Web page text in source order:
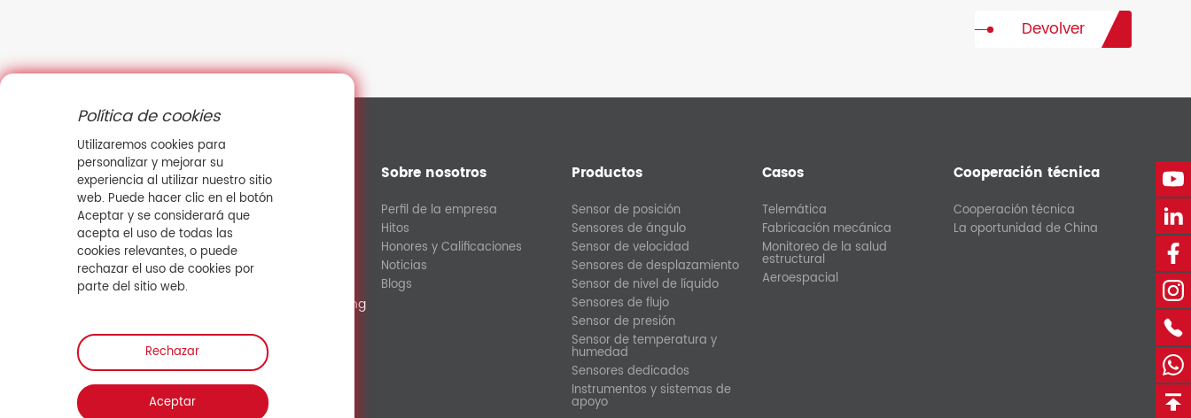
Devolver
13911205130
lvshuo@sowaysensor.com
No.28 Xinfeng Road Potoubei Ailian Longgang
Contactar con Ventas
Sobre nosotros
Perfil de la empresa
Hitos
Honores y Calificaciones
Noticias
Blogs
Productos
Sensor de posición
Sensores de ángulo
Sensor de velocidad
Sensores de desplazamiento
Sensor de nivel de líquido
Sensores de flujo
Sensor de presión
Sensor de temperatura y
humedad
Sensores dedicados
Instrumentos y sistemas de
apoyo
Casos
Telemática
Fabricación mecánica
Monitoreo de la salud
estructural
Aeroespacial
Cooperación técnica
Cooperación técnica
La oportunidad de China
Política de cookies
Utilizaremos cookies para
personalizar y mejorar su
experiencia al utilizar nuestro sitio
web. Puede hacer clic en el botón
Aceptar y se considerará que
acepta el uso de todas las
cookies relevantes, o puede
rechazar el uso de cookies por
parte del sitio web.
Rechazar
Aceptar